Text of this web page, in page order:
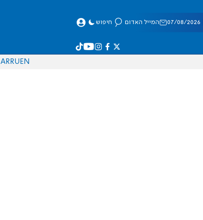
המייל האדום חיפוש
EN
RU
AR